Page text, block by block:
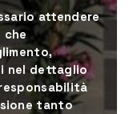
attendere
che
nel dettaglio
tanto